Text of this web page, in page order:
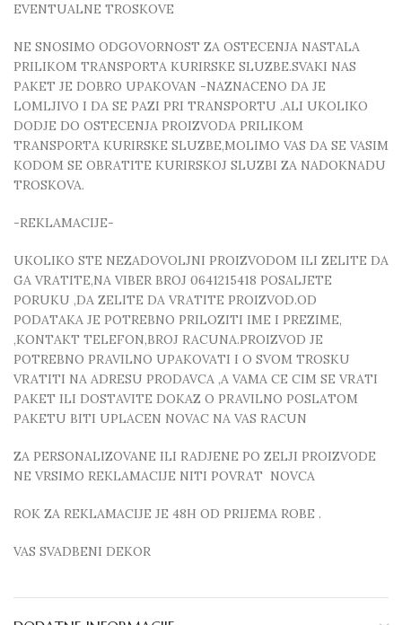
EVENTUALNE TROSKOVE
NE SNOSIMO ODGOVORNOST ZA OSTECENJA NASTALA
PRILIKOM TRANSPORTA KURIRSKE SLUZBE.SVAKI NAS
PAKET JE DOBRO UPAKOVAN -NAZNACENO DA JE
LOMLJIVO I DA SE PAZI PRI TRANSPORTU .ALI UKOLIKO
DODJE DO OSTECENJA PROIZVODA PRILIKOM
TRANSPORTA KURIRSKE SLUZBE,MOLIMO VAS DA SE VASIM
KODOM SE OBRATITE KURIRSKOJ SLUZBI ZA NADOKNADU
TROSKOVA.
-REKLAMACIJE-
UKOLIKO STE NEZADOVOLJNI PROIZVODOM ILI ZELITE DA
GA VRATITE,NA VIBER BROJ 0641215418 POSALJETE
PORUKU ,DA ZELITE DA VRATITE PROIZVOD.OD
PODATAKA JE POTREBNO PRILOZITI IME I PREZIME,
,KONTAKT TELEFON,BROJ RACUNA.PROIZVOD JE
POTREBNO PRAVILNO UPAKOVATI I O SVOM TROSKU
VRATITI NA ADRESU PRODAVCA ,A VAMA CE CIM SE VRATI
PAKET ILI DOSTAVITE DOKAZ O PRAVILNO POSLATOM
PAKETU BITI UPLACEN NOVAC NA VAS RACUN
ZA PERSONALIZOVANE ILI RADJENE PO ZELJI PROIZVODE
NE VRSIMO REKLAMACIJE NITI POVRAT NOVCA
ROK ZA REKLAMACIJE JE 48H OD PRIJEMA ROBE .
VAS SVADBENI DEKOR